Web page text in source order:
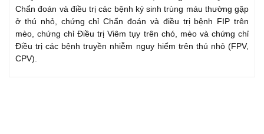
Chẩn đoán và điều trị các bệnh ký sinh trùng máu thường gặp
ở thú nhỏ, chứng chỉ Chẩn đoán và điều trị bệnh FIP trên
mèo, chứng chỉ Điều trị Viêm tụy trên chó, mèo và chứng chỉ
Điều trị các bệnh truyền nhiễm nguy hiểm trên thú nhỏ (FPV,
CPV).